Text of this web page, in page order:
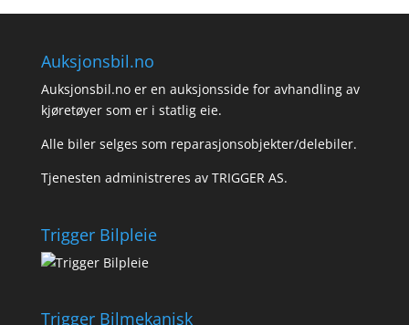
Auksjonsbil.no
Auksjonsbil.no er en auksjonsside for avhandling av
kjøretøyer som er i statlig eie.
Alle biler selges som reparasjonsobjekter/delebiler.
Tjenesten administreres av TRIGGER AS.
Trigger Bilpleie
Trigger Bilmekanisk